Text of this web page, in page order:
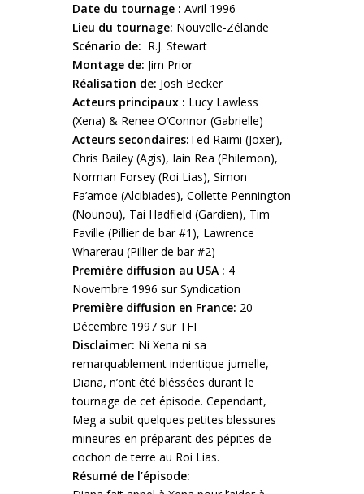
Date du tournage : Avril 1996
Lieu du tournage: Nouvelle-Zélande
Scénario de: R.J. Stewart
Montage de: Jim Prior
Réalisation de: Josh Becker
Acteurs principaux : Lucy Lawless
(Xena) & Renee O’Connor (Gabrielle)
Acteurs secondaires:Ted Raimi (Joxer),
Chris Bailey (Agis), Iain Rea (Philemon),
Norman Forsey (Roi Lias), Simon
Fa’amoe (Alcibiades), Collette Pennington
(Nounou), Tai Hadfield (Gardien), Tim
Faville (Pillier de bar #1), Lawrence
Wharerau (Pillier de bar #2)
Première diffusion au USA : 4
Novembre 1996 sur Syndication
Première diffusion en France: 20
Décembre 1997 sur TFI
Disclaimer: Ni Xena ni sa
remarquablement indentique jumelle,
Diana, n’ont été bléssées durant le
tournage de cet épisode. Cependant,
Meg a subit quelques petites blessures
mineures en préparant des pépites de
cochon de terre au Roi Lias.
Résumé de l’épisode: